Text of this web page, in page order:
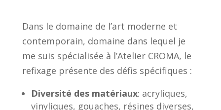
Dans le domaine de l’art moderne et
contemporain, domaine dans lequel je
me suis spécialisée à l’Atelier CROMA, le
refixage présente des défis spécifiques :
Diversité des matériaux: acryliques,
vinyliques, gouaches, résines diverses,